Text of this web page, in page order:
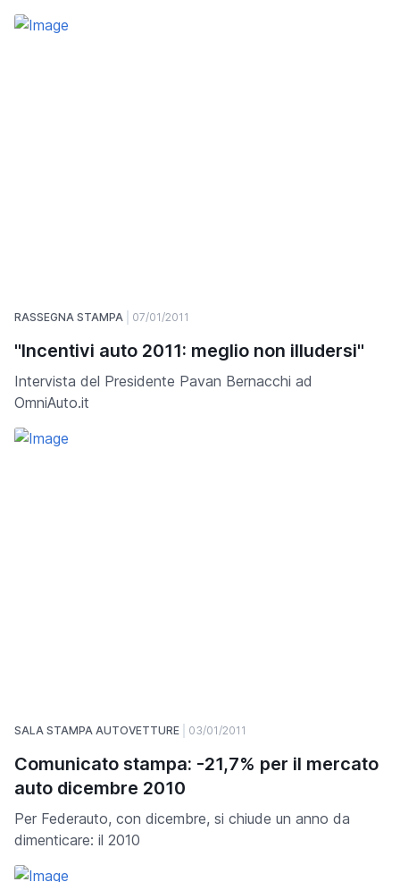
RASSEGNA STAMPA 07/01/2011
"Incentivi auto 2011: meglio non illudersi"
Intervista del Presidente Pavan Bernacchi ad
OmniAuto.it
SALA STAMPA AUTOVETTURE 03/01/2011
Comunicato stampa: -21,7% per il mercato
auto dicembre 2010
Per Federauto, con dicembre, si chiude un anno da
dimenticare: il 2010